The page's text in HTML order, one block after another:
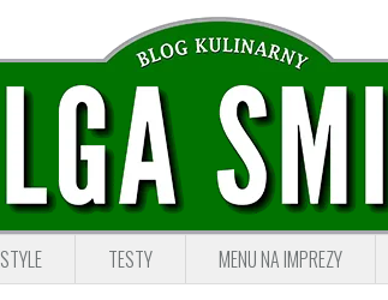
TESTY MENU NA IMPREZY